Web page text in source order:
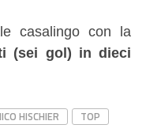
casalingo con la
(sei gol) in dieci
HISCHIER TOP